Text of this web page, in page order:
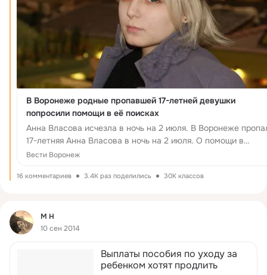
В Воронеже родные пропавшей 17-летней девушки
попросили помощи в её поисках
Анна Власова исчезла в ночь на 2 июля. В Воронеже
17-летняя Анна Власова в ночь на 2 июля. О помощи в
поисках девушки к воронежцам обратились её родители.
Вести Воронеж
16 комментариев 3.4K раз поделились 30K классов
Фид
М Н
10 сен 2014
Выплаты пособия по уходу за
ребенком хотят продлить